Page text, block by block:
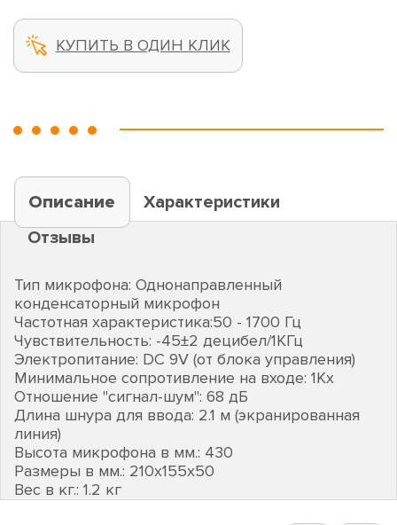
КУПИТЬ В ОДИН КЛИК
Описание
Характеристики
Отзывы
Тип микрофона: Однонаправленный
конденсаторный микрофон
Частотная характеристика:50 - 1700 Гц
Чувствительность: -45±2 децибел/1КГц
Электропитание: DC 9V (от блока управления)
Минимальное сопротивление на входе: 1Kх
Отношение "сигнал-шум": 68 дБ
Длина шнура для ввода: 2.1 м (экранированная
линия)
Высота микрофона в мм.: 430
Размеры в мм.: 210х155х50
Вес в кг.: 1.2 кг